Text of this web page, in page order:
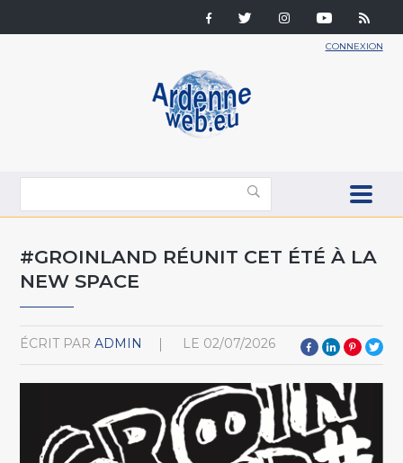
CONNEXION
#GROINLAND RÉUNIT CET ÉTÉ À LA
NEW SPACE
ÉCRIT PAR ADMIN LE 02/07/2026